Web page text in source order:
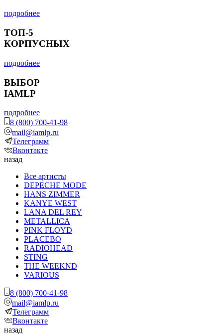
подробнее
ТОП-5
КОРПУСНЫХ
подробнее
ВЫБОР
IAMLP
подробнее
8 (800) 700-41-98
mail@iamlp.ru
Телеграмм
Вконтакте
назад
Все артисты
DEPECHE MODE
HANS ZIMMER
KANYE WEST
LANA DEL REY
METALLICA
PINK FLOYD
PLACEBO
RADIOHEAD
STING
THE WEEKND
VARIOUS
8 (800) 700-41-98
mail@iamlp.ru
Телеграмм
Вконтакте
назад